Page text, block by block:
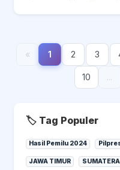
« 1 2 3
10 ...
🏷️ Tag Populer
Hasil Pemilu 2024
JAWA TIMUR